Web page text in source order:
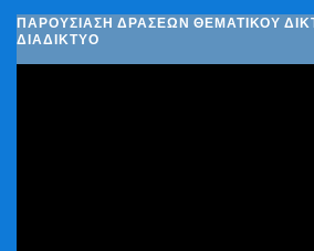
ΠΑΡΟΥΣΊΑΣΗ ΔΡΆΣΕΩΝ ΘΕΜΑΤΙΚΟΎ
ΔΙΑΔΊΚΤΥΟ